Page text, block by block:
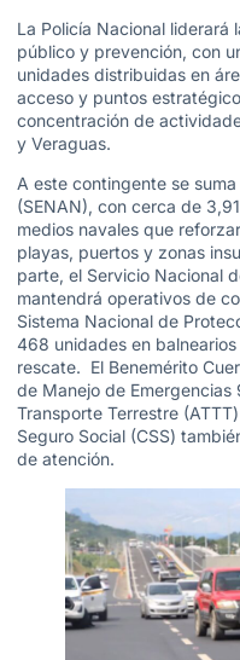
La Policía Nacional liderará
público y prevención, con
unidades distribuidas en
acceso y puntos
concentración de
y Veraguas.
A este contingente se
(SENAN), con cerca de
medios navales que
playas, puertos y zonas
parte, el Servicio Nacional
mantendrá operativos de
Sistema Nacional de
468 unidades en
rescate. El Benemérito
de Manejo de Emergencias
Transporte Terrestre
Seguro Social (CSS)
de atención.